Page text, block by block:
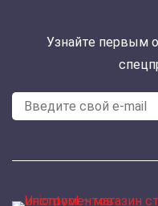
Узнайте первым